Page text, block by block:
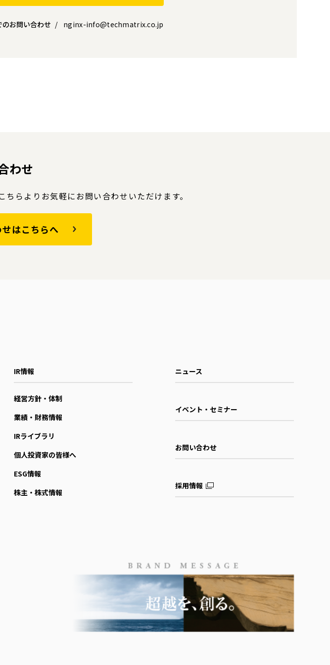
のお問い合わせ nginx-info@techmatrix.co.jp
わせ
ちらよりお気軽にお問い合わせいただけます。
はこちらへ
IR情報
経営方針・体制
業績・財務情報
IRライブラリ
個人投資家の皆様へ
ESG情報
株主・株式情報
ニュース
イベント・セミナー
お問い合わせ
採用情報